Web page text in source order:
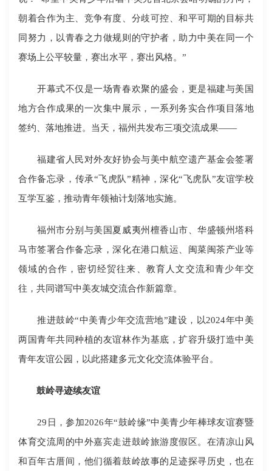
朝着合作为主、竞争有度、分歧可控、和平可期的目标共
同努力，以青春之力做规则的守护者，助力中美在同一个
赛场上公平较量，赛出水平，赛出风格。”
开幕式不仅是一场青春欢聚的盛会，更是福建与美国
地方合作成果的一次集中展示，一系列务实合作项目落地
签约、落地推进。当天，福州共发布三项交流成果——
福建省人民对外友好协会与美中航空遗产基金会签署
合作备忘录，传承“飞虎队”精神，深化“飞虎队”友谊学校
互学互鉴，推动青年领袖计划落地实施。
福州市分别与美国夏威夷州檀香山市、华盛顿州塔科
马市签署合作备忘录，深化在港口航运、闽菜闽茶产业等
领域的合作，密切经贸往来、教育人文交流和青少年交
往，共同谱写中美友城交流合作新篇章。
推进鼓岭“中美青少年交流营地”建设，以2024年中美
两国青年共同种植的友谊林作为基底，扩容升级打造中美
青年友谊公园，以此搭建多元文化交流体验平台。
鼓岭寻迹续友谊
29日，参加2026年“鼓岭缘”中美青少年棒球友谊赛暨
体育交流周的中外嘉宾走进鼓岭旅游度假区。在清凉山风
和百年古厝间，他们循着鼓岭故事的足迹探寻历史，也在